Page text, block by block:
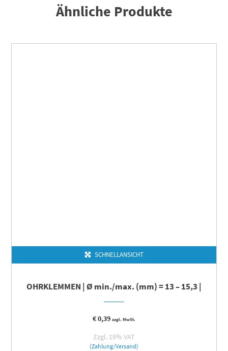
Ähnliche Produkte
SCHNELLANSICHT
OHRKLEMMEN | Ø min./max. (mm) = 13 – 15,3 |
€0,39 zzgl. MwSt.
Zzgl. 19% VAT
(Zahlung/Versand)